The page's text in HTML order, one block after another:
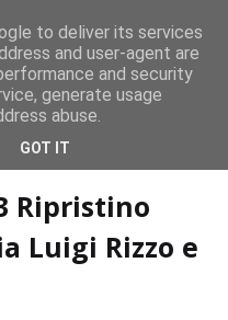
il programma
13 Ripristino Manto
Ripristino
Luigi Rizzo e
to deliver its services
and user-agent are
and security
generate usage
abuse.
GOT IT